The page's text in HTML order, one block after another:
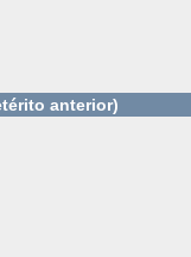
anterior)